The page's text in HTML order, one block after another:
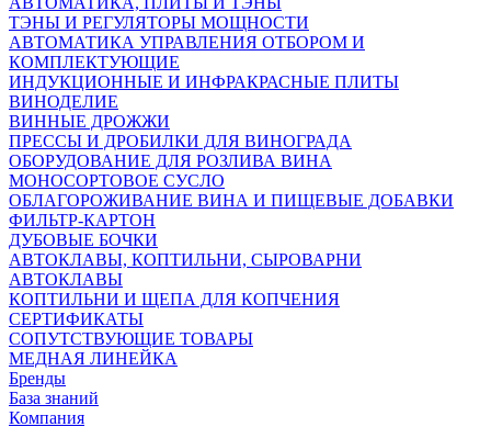
ТЭНЫ И РЕГУЛЯТОРЫ МОЩНОСТИ
АВТОМАТИКА УПРАВЛЕНИЯ ОТБОРОМ И
КОМПЛЕКТУЮЩИЕ
ИНДУКЦИОННЫЕ И ИНФРАКРАСНЫЕ ПЛИТЫ
ВИНОДЕЛИЕ
ВИННЫЕ ДРОЖЖИ
ПРЕССЫ И ДРОБИЛКИ ДЛЯ ВИНОГРАДА
ОБОРУДОВАНИЕ ДЛЯ РОЗЛИВА ВИНА
МОНОСОРТОВОЕ СУСЛО
ОБЛАГОРОЖИВАНИЕ ВИНА И ПИЩЕВЫЕ ДОБАВКИ
ФИЛЬТР-КАРТОН
ДУБОВЫЕ БОЧКИ
АВТОКЛАВЫ, КОПТИЛЬНИ, СЫРОВАРНИ
АВТОКЛАВЫ
КОПТИЛЬНИ И ЩЕПА ДЛЯ КОПЧЕНИЯ
СЕРТИФИКАТЫ
СОПУТСТВУЮЩИЕ ТОВАРЫ
МЕДНАЯ ЛИНЕЙКА
Бренды
База знаний
Компания